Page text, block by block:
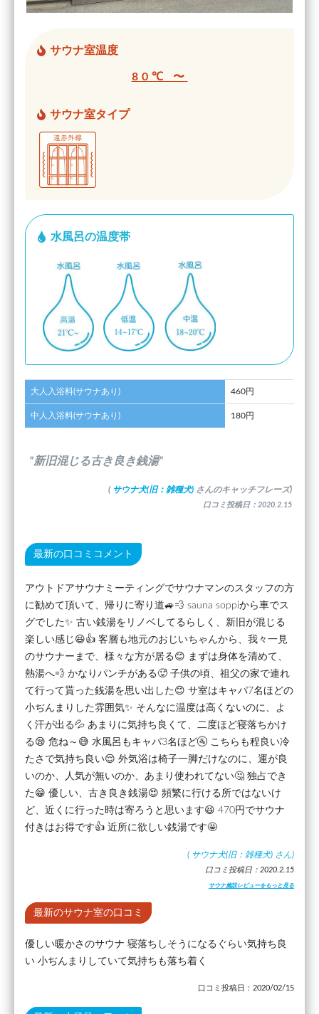
サウナ室温度
80℃ 〜
サウナ室タイプ
水風呂の温度帯
大人入浴料(サウナあり) 460円
中人入浴料(サウナあり) 180円
”新旧混じる古き良き銭湯”
( サウナ犬(旧：雑種犬) さんのキャッチフレーズ)
口コミ投稿日：2020.2.15
最新の口コミコメント
アウトドアサウナミーティングでサウナマンのスタッフの方
に勧めて頂いて、帰りに寄り道🚙💨 sauna soppiから車でス
グでした✨ 古い銭湯をリノベしてるらしく、新旧が混じる
楽しい感じ😆👍 客層も地元のおじいちゃんから、我々一見
のサウナーまで、様々な方が居る😊 まずは身体を清めて、
熱湯へ💨 かなりパンチがある🥵 子供の頃、祖父の家で連れ
て行って貰った銭湯を思い出した😊 サ室はキャパ7名ほどの
小ぢんまりした雰囲気✨ そんなに温度は高くないのに、よ
く汗が出る💦 あまりに気持ち良くて、二度ほど寝落ちかけ
る😪 危ね～😅 水風呂もキャパ3名ほど🚰 こちらも程良い冷
たさで気持ち良い😌 外気浴は椅子一脚だけなのに、運が良
いのか、人気が無いのか、あまり使われてない🤔 独占でき
た😁 優しい、古き良き銭湯😍 頻繁に行ける所ではないけ
ど、近くに行った時は寄ろうと思います😆 470円でサウナ
付きはお得です👍 近所に欲しい銭湯です🤩
( サウナ犬(旧：雑種犬) さん)
口コミ投稿日：2020.2.15
サウナ施設レビューをもっと見る
最新のサウナ室の口コミ
優しい暖かさのサウナ 寝落ちしそうになるぐらい気持ち良
い 小ぢんまりしていて気持ちも落ち着く
口コミ投稿日：2020/02/15